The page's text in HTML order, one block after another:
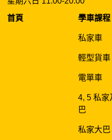
首頁
學車課程
私家車
輕型貨車
電單車
4, 5 私家
巴
私家大巴